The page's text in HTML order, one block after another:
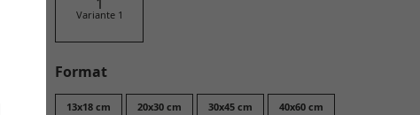
Variante 1
Format
13x18 cm 20x30 cm 30x45 cm 40x60 cm